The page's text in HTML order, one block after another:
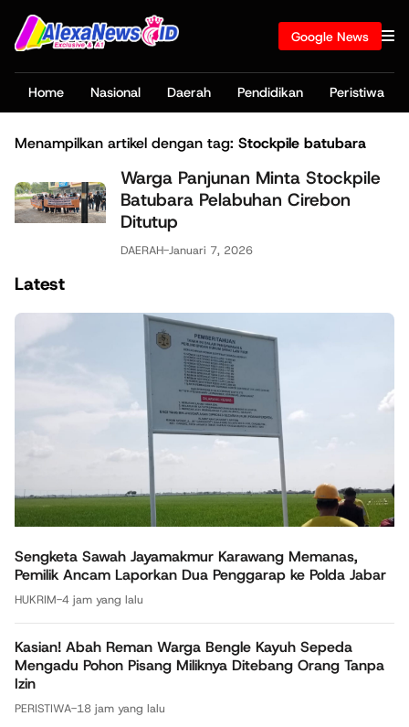
Google News
Home Nasional Daerah Pendidikan Peristiwa
Menampilkan artikel dengan tag: Stockpile batubara
Warga Panjunan Minta Stockpile
Batubara Pelabuhan Cirebon
Ditutup
DAERAH-Januari 7, 2026
Latest
Sengketa Sawah Jayamakmur Karawang Memanas,
Pemilik Ancam Laporkan Dua Penggarap ke Polda Jabar
HUKRIM-4 jam yang lalu
Kasian! Abah Reman Warga Bengle Kayuh Sepeda
Mengadu Pohon Pisang Miliknya Ditebang Orang Tanpa
Izin
PERISTIWA-18 jam yang lalu